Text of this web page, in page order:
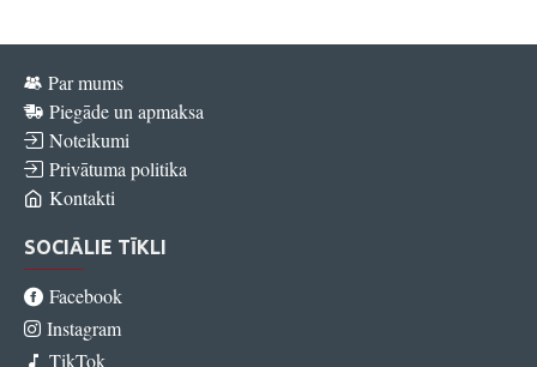
Par mums
Piegāde un apmaksa
Noteikumi
Privātuma politika
Kontakti
SOCIĀLIE TĪKLI
Facebook
Instagram
TikTok